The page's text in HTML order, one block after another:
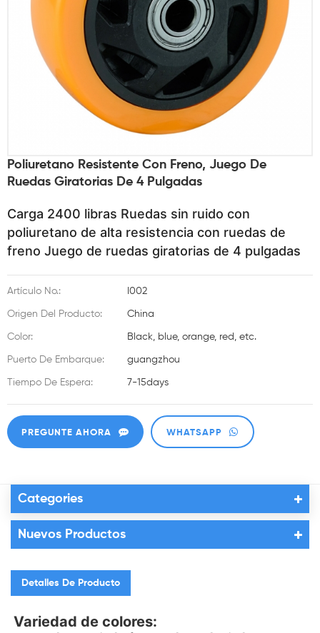
Poliuretano Resistente Con Freno, Juego De
Ruedas Giratorias De 4 Pulgadas
Carga 2400 libras Ruedas sin ruido con
poliuretano de alta resistencia con ruedas de
freno Juego de ruedas giratorias de 4 pulgadas
Artículo No.: I002
Origen Del Producto: China
Color: Black, blue, orange, red, etc.
Puerto De Embarque: guangzhou
Tiempo De Espera: 7-15days
PREGUNTE AHORA WHATSAPP
Categories
Nuevos Productos
Detalles De Producto
Variedad de colores: